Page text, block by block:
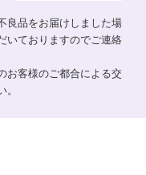
良品をお届けしました場
いておりますのでご連絡
お客様のご都合による交